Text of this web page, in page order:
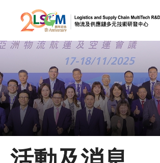
跳到內容（按回車鍵）
會員登
A A EN
主頁